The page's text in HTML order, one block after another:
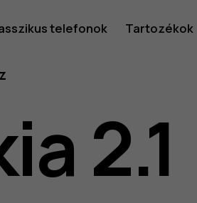
telefonok Tartozékok
2.1